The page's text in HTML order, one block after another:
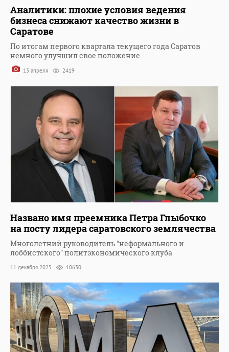
Аналитики: плохие условия ведения
бизнеса снижают качество жизни в
Саратове
По итогам первого квартала текущего года Саратов
немного улучшил свое положение
13 апреля 2419
Названо имя преемника Петра Глыбочко
на посту лидера саратовского землячества
Многолетний руководитель "неформального и
лоббистского" политэкономического клуба
11 декабря 2025 10630